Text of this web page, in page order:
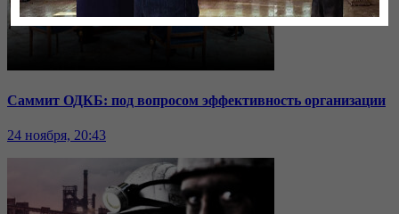
Саммит ОДКБ: под вопросом эффективность организации
24 ноября, 20:43